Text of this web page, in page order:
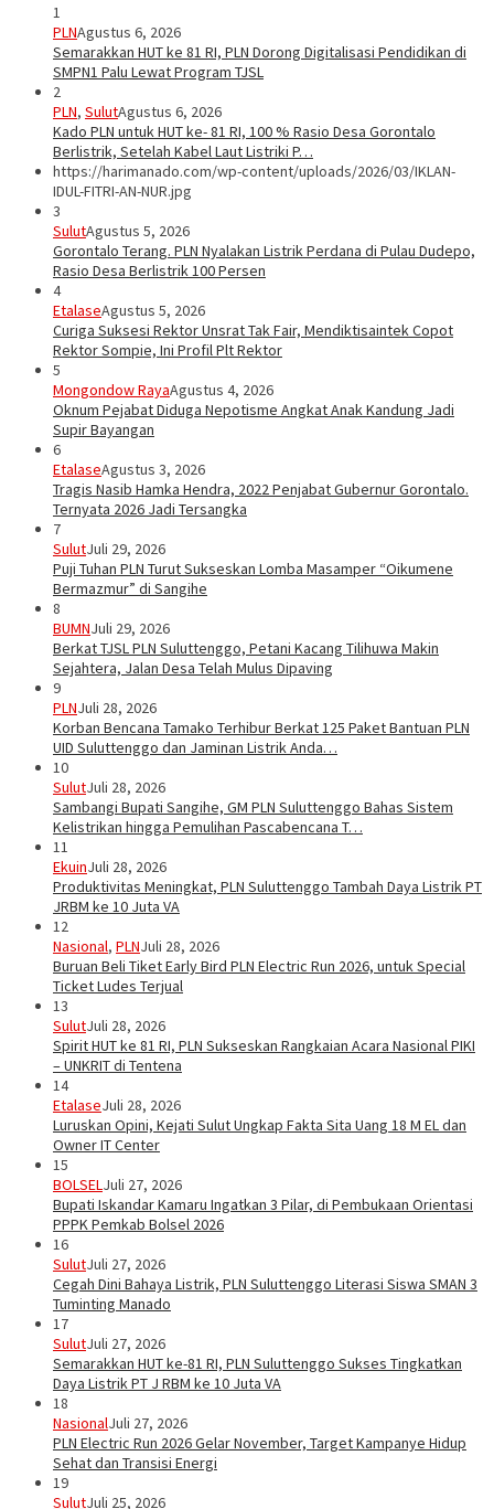
1
PLNAgustus 6, 2026
Semarakkan HUT ke 81 RI, PLN Dorong Digitalisasi Pendidikan di
SMPN1 Palu Lewat Program TJSL
2
PLN, SulutAgustus 6, 2026
Kado PLN untuk HUT ke- 81 RI, 100 % Rasio Desa Gorontalo
Berlistrik, Setelah Kabel Laut Listriki P…
https://harimanado.com/wp-content/uploads/2026/03/IKLAN-
IDUL-FITRI-AN-NUR.jpg
3
SulutAgustus 5, 2026
Gorontalo Terang. PLN Nyalakan Listrik Perdana di Pulau Dudepo,
Rasio Desa Berlistrik 100 Persen
4
EtalaseAgustus 5, 2026
Curiga Suksesi Rektor Unsrat Tak Fair, Mendiktisaintek Copot
Rektor Sompie, Ini Profil Plt Rektor
5
Mongondow RayaAgustus 4, 2026
Oknum Pejabat Diduga Nepotisme Angkat Anak Kandung Jadi
Supir Bayangan
6
EtalaseAgustus 3, 2026
Tragis Nasib Hamka Hendra, 2022 Penjabat Gubernur Gorontalo.
Ternyata 2026 Jadi Tersangka
7
SulutJuli 29, 2026
Puji Tuhan PLN Turut Sukseskan Lomba Masamper “Oikumene
Bermazmur” di Sangihe
8
BUMNJuli 29, 2026
Berkat TJSL PLN Suluttenggo, Petani Kacang Tilihuwa Makin
Sejahtera, Jalan Desa Telah Mulus Dipaving
9
PLNJuli 28, 2026
Korban Bencana Tamako Terhibur Berkat 125 Paket Bantuan PLN
UID Suluttenggo dan Jaminan Listrik Anda…
10
SulutJuli 28, 2026
Sambangi Bupati Sangihe, GM PLN Suluttenggo Bahas Sistem
Kelistrikan hingga Pemulihan Pascabencana T…
11
EkuinJuli 28, 2026
Produktivitas Meningkat, PLN Suluttenggo Tambah Daya Listrik PT
JRBM ke 10 Juta VA
12
Nasional, PLNJuli 28, 2026
Buruan Beli Tiket Early Bird PLN Electric Run 2026, untuk Special
Ticket Ludes Terjual
13
SulutJuli 28, 2026
Spirit HUT ke 81 RI, PLN Sukseskan Rangkaian Acara Nasional PIKI
– UNKRIT di Tentena
14
EtalaseJuli 28, 2026
Luruskan Opini, Kejati Sulut Ungkap Fakta Sita Uang 18 M EL dan
Owner IT Center
15
BOLSELJuli 27, 2026
Bupati Iskandar Kamaru Ingatkan 3 Pilar, di Pembukaan Orientasi
PPPK Pemkab Bolsel 2026
16
SulutJuli 27, 2026
Cegah Dini Bahaya Listrik, PLN Suluttenggo Literasi Siswa SMAN 3
Tuminting Manado
17
SulutJuli 27, 2026
Semarakkan HUT ke-81 RI, PLN Suluttenggo Sukses Tingkatkan
Daya Listrik PT J RBM ke 10 Juta VA
18
NasionalJuli 27, 2026
PLN Electric Run 2026 Gelar November, Target Kampanye Hidup
Sehat dan Transisi Energi
19
SulutJuli 25, 2026